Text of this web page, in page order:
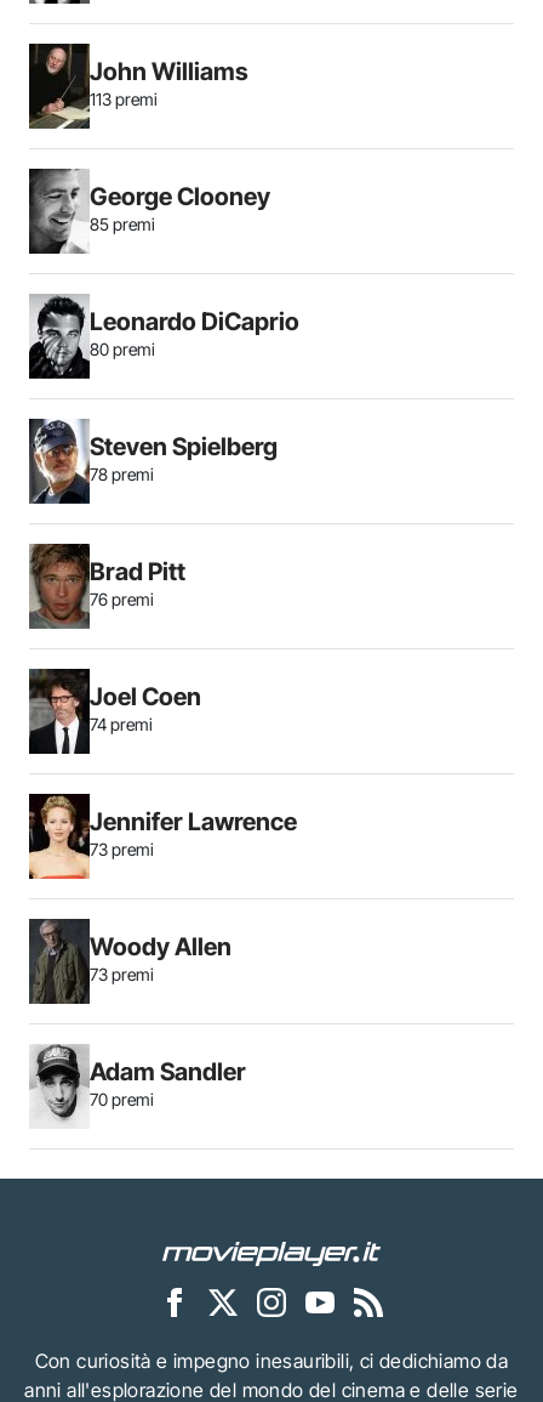
John Williams
113 premi
George Clooney
85 premi
Leonardo DiCaprio
80 premi
Steven Spielberg
78 premi
Brad Pitt
76 premi
Joel Coen
74 premi
Jennifer Lawrence
73 premi
Woody Allen
73 premi
Adam Sandler
70 premi
Con curiosità e impegno inesauribili, ci dedichiamo da
anni all'esplorazione del mondo del cinema e delle serie